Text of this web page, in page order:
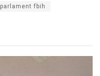
parlament fbih